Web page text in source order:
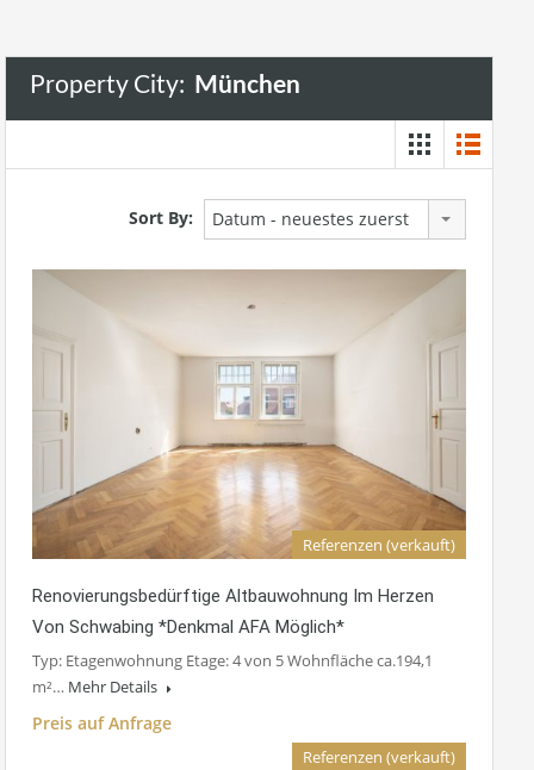
Property City: München
Sort By: Datum - neuestes zuerst
Referenzen (verkauft)
Renovierungsbedürftige Altbauwohnung Im Herzen
Von Schwabing *Denkmal AFA Möglich*
Typ: Etagenwohnung Etage: 4 von 5 Wohnfläche ca.194,1
m²… Mehr Details
Preis auf Anfrage
Referenzen (verkauft)